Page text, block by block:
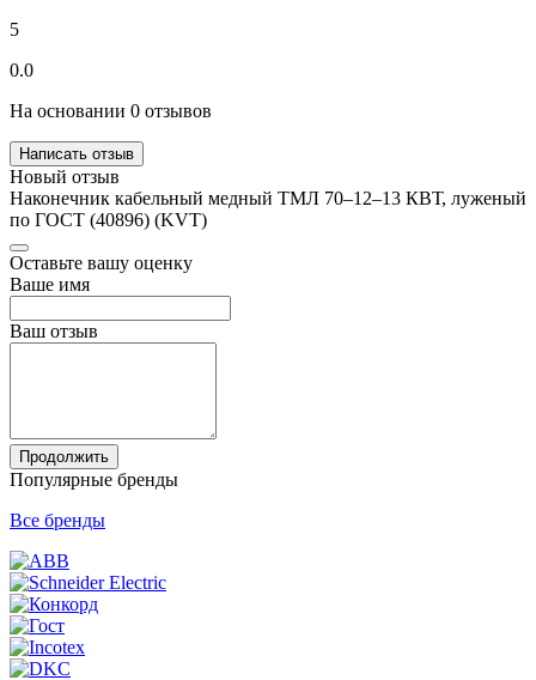
5
0.0
На основании 0 отзывов
Написать отзыв
Новый отзыв
Наконечник кабельный медный ТМЛ 70–12–13 КВТ, луженый
по ГОСТ (40896) (KVT)
Оставьте вашу оценку
Ваше имя
Ваш отзыв
Продолжить
Популярные бренды
Все бренды